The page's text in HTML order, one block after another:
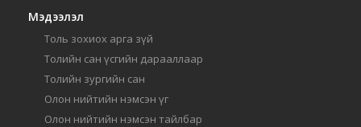
Мэдээлэл
Толь зохиох арга зүй
Толийн сан үсгийн дарааллаар
Толийн зургийн сан
Олон нийтийн нэмсэн үг
Олон нийтийн нэмсэн тайлбар